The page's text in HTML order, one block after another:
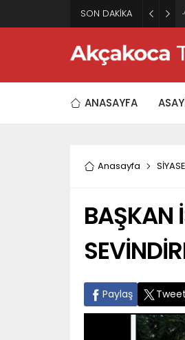
SON DAKİKA
ANASAYFA
Anasayfa
BAŞKAN
Paylaş